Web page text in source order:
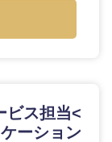
ビス担当<
ーション